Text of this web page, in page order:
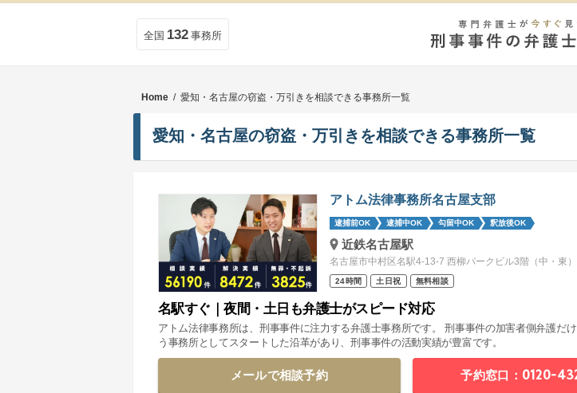
全国 132 事務所
Home / 愛知・名古屋の窃盗・万引きを相談できる事務所一覧
愛知・名古屋の窃盗・万引きを相談できる事務所一覧
アトム法律事務所名古屋支部
逮捕前OK 逮捕中OK 勾留中OK 釈放後OK
近鉄名古屋駅
名古屋市中村区名駅4-13-7 西柳パークビル3階（中・東）
24時間 土日祝 無料相談
名駅すぐ｜夜間・土日も弁護士がスピード対応
アトム法律事務所は、刑事事件に注力する弁護士事務所です。 刑事事件の加害者側弁護だ
う事務所としてスタートした沿革があり、刑事事件の活動実績が豊富です。
メールで相談予約 予約窓口：0120-